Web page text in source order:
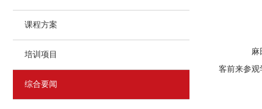
课程方案
培训项目
综合要闻
麻田
客前来参观